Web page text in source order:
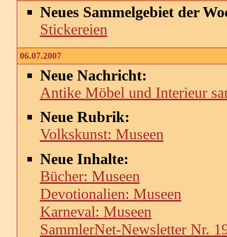
Neues Sammelgebiet der
Stickereien
06.07.2007
Neue Nachricht:
Antike Möbel und Interieur
Neue Rubrik:
Volkskunst: Museen
Neue Inhalte:
Bücher: Museen
Devotionalien: Museen
Karneval: Museen
SammlerNet-Newsletter Nr.